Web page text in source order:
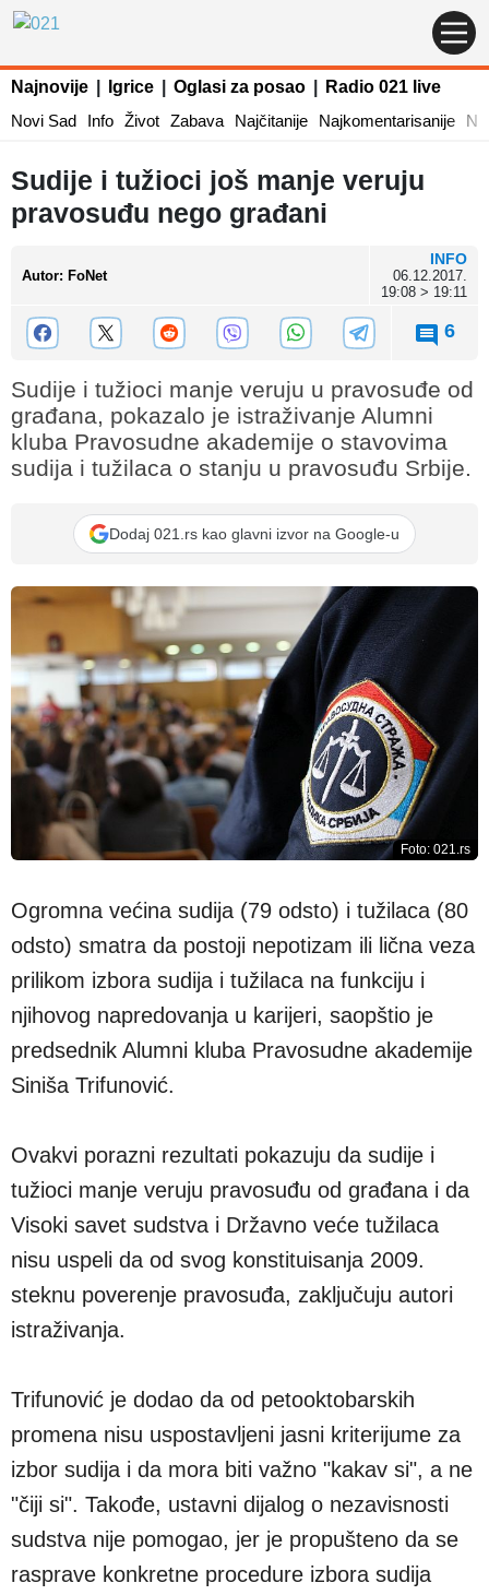
Najnovije Igrice Oglasi za posao
Radio 021 live
Novi Sad
Info Život Zabava Najčitanije Najkomentarisanije
Sudije i tužioci još manje veruju
pravosuđu nego građani
Autor: FoNet
INFO
06.12.2017.
19:08 > 19:11
6
Sudije i tužioci manje veruju u pravosuđe od
građana, pokazalo je istraživanje Alumni
kluba Pravosudne akademije o stavovima
sudija i tužilaca o stanju u pravosuđu Srbije.
Dodaj 021.rs kao glavni izvor na Google-u
Foto: 021.rs
Ogromna većina sudija (79 odsto) i tužilaca (80
odsto) smatra da postoji nepotizam ili lična veza
prilikom izbora sudija i tužilaca na funkciju i
njihovog napredovanja u karijeri, saopštio je
predsednik Alumni kluba Pravosudne akademije
Siniša Trifunović.
Ovakvi porazni rezultati pokazuju da sudije i
tužioci manje veruju pravosuđu od građana i da
Visoki savet sudstva i Državno veće tužilaca
nisu uspeli da od svog konstituisanja 2009.
steknu poverenje pravosuđa, zaključuju autori
istraživanja.
Trifunović je dodao da od petooktobarskih
promena nisu uspostavljeni jasni kriterijume za
izbor sudija i da mora biti važno "kakav si", a ne
"čiji si". Takođe, ustavni dijalog o nezavisnosti
sudstva nije pomogao, jer je propušteno da se
rasprave konkretne procedure izbora sudija